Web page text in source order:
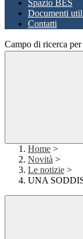
Spazio BES
Documenti
Contatti
Campo di ricerca
Home >
Novità >
Le notizie >
UNA